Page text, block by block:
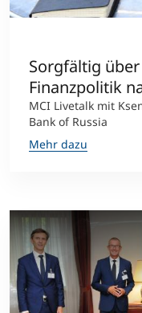
Sorgfältig
Finanzpolitik
MCI Livetalk mit
Bank of Russia
Mehr dazu